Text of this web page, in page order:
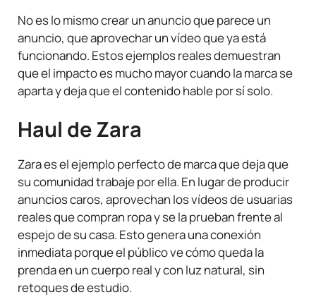
No es lo mismo crear un anuncio que parece un
anuncio, que aprovechar un vídeo que ya está
funcionando. Estos ejemplos reales demuestran
que el impacto es mucho mayor cuando la marca se
aparta y deja que el contenido hable por sí solo.
Haul de Zara
Zara es el ejemplo perfecto de marca que deja que
su comunidad trabaje por ella. En lugar de producir
anuncios caros, aprovechan los vídeos de usuarias
reales que compran ropa y se la prueban frente al
espejo de su casa. Esto genera una conexión
inmediata porque el público ve cómo queda la
prenda en un cuerpo real y con luz natural, sin
retoques de estudio.